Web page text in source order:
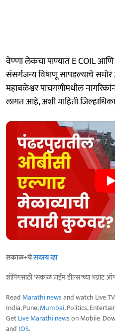
वेण्णा लेकचा पाण्यात E COIL
संसर्गजन्य विषाणू सापडल्याचे
महाबळेश्वर पाचगणीमधील
लागत आहे, अशी माहिती
सकाळ+चेसदस्य व्हा
शॉपिंगसाठी 'सकाळ प्राईम डील्स'च्या भन्नाट
Read Marathi newsand watch Live
India, Pune,Mumbai, Politics,
GetLive Marathi newson Mobile.
and IOS.